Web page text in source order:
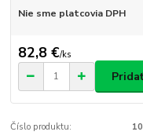
Nie sme platcovia DPH
82,8 €/ks
Číslo produktu: